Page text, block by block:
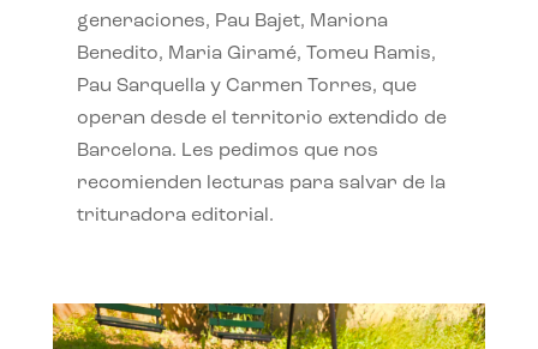
generaciones, Pau Bajet, Mariona
Benedito, Maria Giramé, Tomeu Ramis,
Pau Sarquella y Carmen Torres, que
operan desde el territorio extendido de
Barcelona. Les pedimos que nos
recomienden lecturas para salvar de la
trituradora editorial.